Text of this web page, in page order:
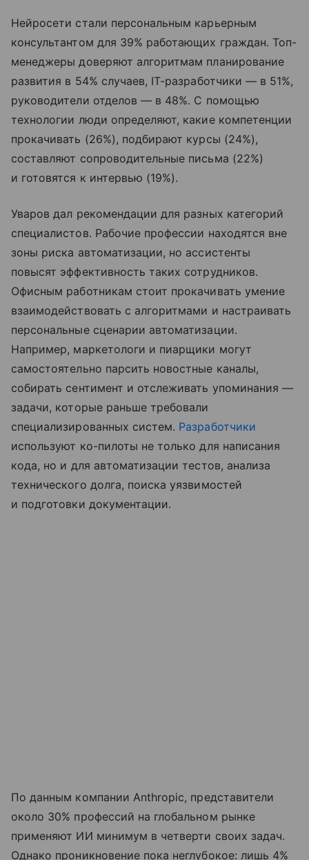
Нейросети стали персональным карьерным
консультантом для 39% работающих граждан. Топ-
менеджеры доверяют алгоритмам планирование
развития в 54% случаев, IT-разработчики — в 51%,
руководители отделов — в 48%. С помощью
технологии люди определяют, какие компетенции
прокачивать (26%), подбирают курсы (24%),
составляют сопроводительные письма (22%)
и готовятся к интервью (19%).​
Уваров дал рекомендации для разных категорий
специалистов. Рабочие профессии находятся вне
зоны риска автоматизации, но ассистенты
повысят эффективность таких сотрудников.
Офисным работникам стоит прокачивать умение
взаимодействовать с алгоритмами и настраивать
персональные сценарии автоматизации.
Например, маркетологи и пиарщики могут
самостоятельно парсить новостные каналы,
собирать сентимент и отслеживать упоминания —
задачи, которые раньше требовали
специализированных систем. Разработчики
используют ко-пилоты не только для написания
кода, но и для автоматизации тестов, анализа
технического долга, поиска уязвимостей
и подготовки документации.​
По данным компании Anthropic, представители
около 30% профессий на глобальном рынке
применяют ИИ минимум в четверти своих задач.
Однако проникновение пока неглубокое: лишь 4%